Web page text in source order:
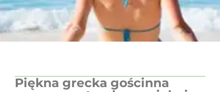
Piękna grecka gościnna